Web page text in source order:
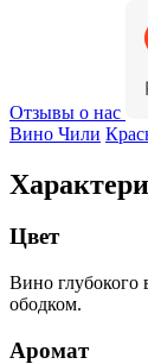
Отзывы о нас
Вино Чили
Цвет
Вино глубокого
ободком.
Аромат